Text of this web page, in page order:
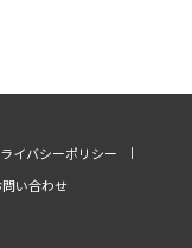
イバシーポリシー
問い合わせ